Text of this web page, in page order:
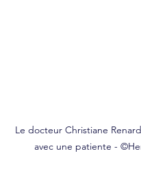
Le docteur Christiane
avec une patiente -